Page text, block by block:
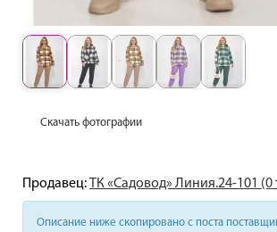
Скачать фотографии
Продавец:ТК «Садовод» Линия.24-101 (0
Описание ниже скопировано с поста